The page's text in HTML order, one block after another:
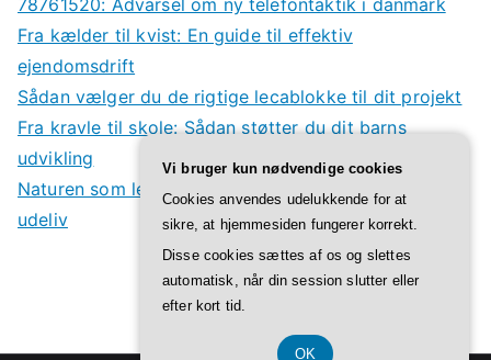
78761520: Advarsel om ny telefontaktik i danmark
Fra kælder til kvist: En guide til effektiv
ejendomsdrift
Sådan vælger du de rigtige lecablokke til dit projekt
Fra kravle til skole: Sådan støtter du dit barns
udvikling
Naturen som legeplads: Derfor har børn godt af
udeliv
Vi bruger kun nødvendige cookies
Cookies anvendes udelukkende for at
sikre, at hjemmesiden fungerer korrekt.
Disse cookies sættes af os og slettes
automatisk, når din session slutter eller
efter kort tid.
OK